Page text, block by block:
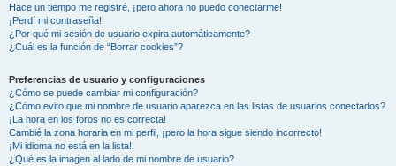
Hace un tiempo me registré, ¡pero ahora no puedo conectarme!
¡Perdí mi contraseña!
¿Por qué mi sesión de usuario expira automáticamente?
¿Cuál es la función de “Borrar cookies”?
Preferencias de usuario y configuraciones
¿Cómo se puede cambiar mi configuración?
¿Cómo evito que mi nombre de usuario aparezca en las listas de usuarios conectados?
¡La hora en los foros no es correcta!
Cambié la zona horaria en mi perfil, ¡pero la hora sigue siendo incorrecto!
¡Mi idioma no está en la lista!
¿Qué es la imagen al lado de mi nombre de usuario?